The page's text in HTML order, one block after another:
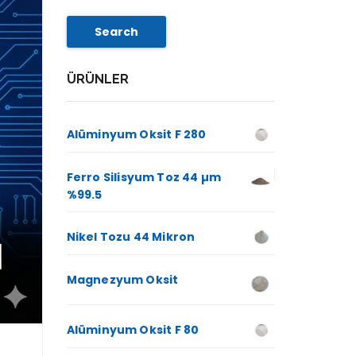
Search
ÜRÜNLER
Alüminyum Oksit F 280
Ferro Silisyum Toz 44 µm
%99.5
Nikel Tozu 44 Mikron
Magnezyum Oksit
Alüminyum Oksit F 80